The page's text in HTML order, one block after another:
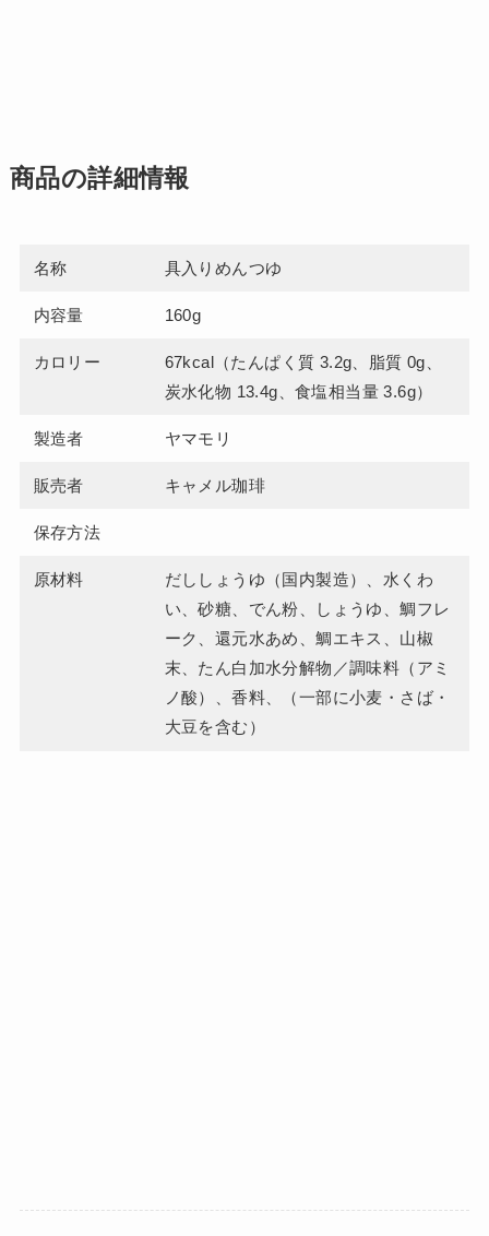
商品の詳細情報
名称 具入りめんつゆ
内容量 160g
カロリー
67kcal（たんぱく質 3.2g、脂質 0g、
炭水化物 13.4g、食塩相当量 3.6g）
製造者 ヤマモリ
販売者 キャメル珈琲
保存方法
原材料
だししょうゆ（国内製造）、水くわ
い、砂糖、でん粉、しょうゆ、鯛フレ
ーク、還元水あめ、鯛エキス、山椒
末、たん白加水分解物／調味料（アミ
ノ酸）、香料、（一部に小麦・さば・
大豆を含む）